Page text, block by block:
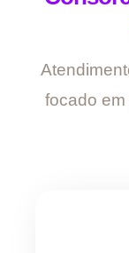
focado